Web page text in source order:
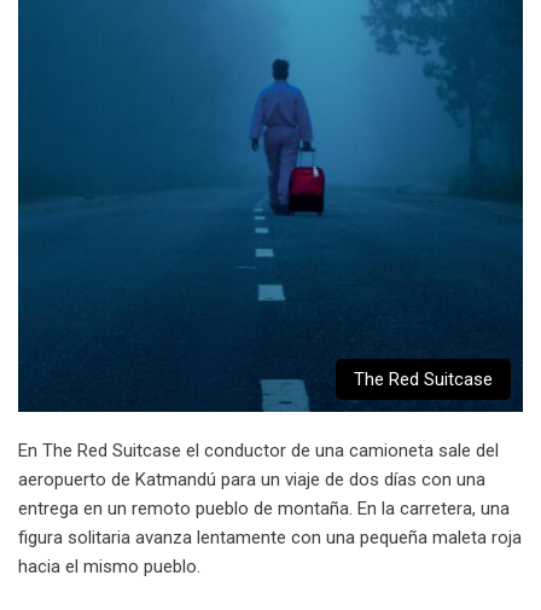
The Red Suitcase
En The Red Suitcase el conductor de una camioneta sale del
aeropuerto de Katmandú para un viaje de dos días con una
entrega en un remoto pueblo de montaña. En la carretera, una
figura solitaria avanza lentamente con una pequeña maleta roja
hacia el mismo pueblo.